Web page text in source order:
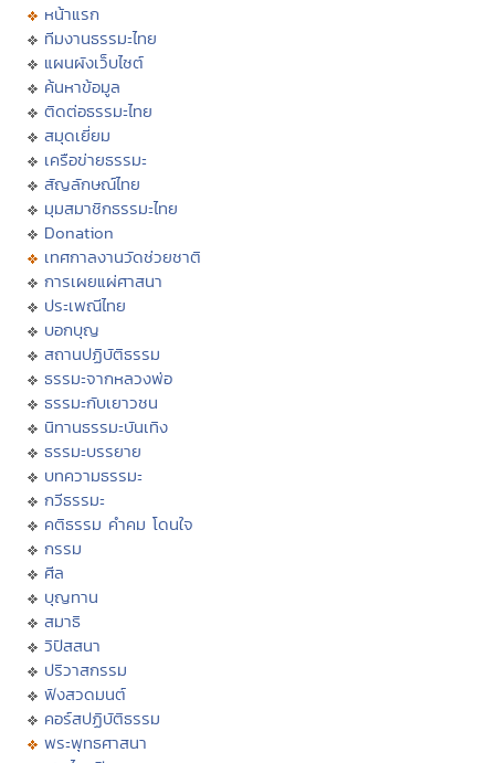
หน้าแรก
ทีมงานธรรมะไทย
แผนผังเว็บไซต์
ค้นหาข้อมูล
ติดต่อธรรมะไทย
สมุดเยี่ยม
เครือข่ายธรรมะ
สัญลักษณ์ไทย
มุมสมาชิกธรรมะไทย
Donation
เทศกาลงานวัดช่วยชาติ
การเผยแผ่ศาสนา
ประเพณีไทย
บอกบุญ
สถานปฏิบัติธรรม
ธรรมะจากหลวงพ่อ
ธรรมะกับเยาวชน
นิทานธรรมะบันเทิง
ธรรมะบรรยาย
บทความธรรมะ
กวีธรรมะ
คติธรรม คำคม โดนใจ
กรรม
ศีล
บุญทาน
สมาธิ
วิปัสสนา
ปริวาสกรรม
ฟังสวดมนต์
คอร์สปฏิบัติธรรม
พระพุทธศาสนา